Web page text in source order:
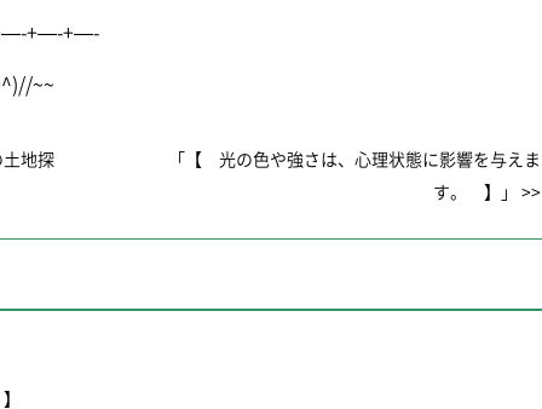
+—-+—-
~~
地探
「【 光の色や強さは、心理状態に影響を与えま
す。 】」 >>